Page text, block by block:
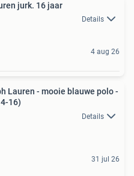
Ralph Lauren jurk. 16 jaar
Details
4 aug 26
Lauren - mooie blauwe polo -
16)
Details
31 jul 26